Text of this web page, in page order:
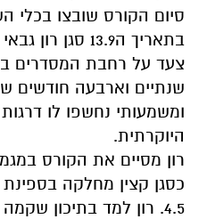
סיום הקורס שובצו בכלי
צעד על רחבת המסדרים
שנתיים וארבעה חודשים
ומשמעותי נחשפו לו
היוקרתית.
רון מסיים את הקורס
כסגן קצין מחלקה
4.5. רון למד בתיכון